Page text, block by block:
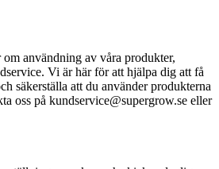
användning av våra produkter,
Vi är här för att hjälpa dig att få
säkerställa att du använder produkterna
oss på kundservice@supergrow.se eller